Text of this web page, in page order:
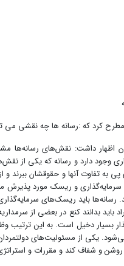
کرد که :رسانه ها چه نقشی می
اظهار داشت: نقش‌های
وجود دارد و رسانه که یکی از
به تفاوت آنها و حقوقشان ببرند
و ریسک مورد پذیرش
باید ریسک‌های سرمایه‌گذاری
بدانند کنع در بعضی از
بسیار دخیل است. به این
یکی از مسئولیت‌های
روشن و شفاف کند و مقررات و